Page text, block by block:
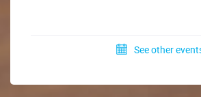
See other